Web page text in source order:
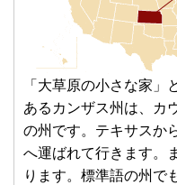
「大草原の小さな家」
あるカンザス州は、カ
の州です。テキサスか
へ運ばれて行きます。
ります。標準語の州で